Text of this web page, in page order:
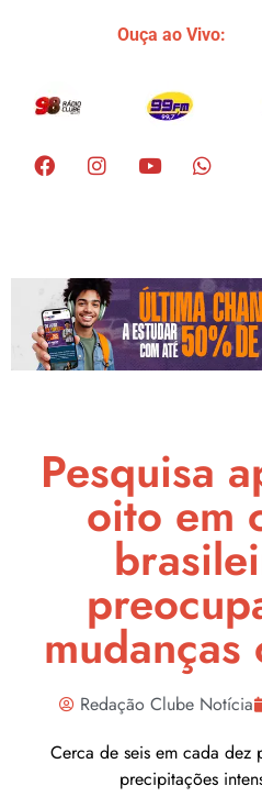
Ouça ao Vivo:
Pesquisa
oito em
mudanças
Redação Clube Notícia
Cerca de seis em cada dez
precipitações